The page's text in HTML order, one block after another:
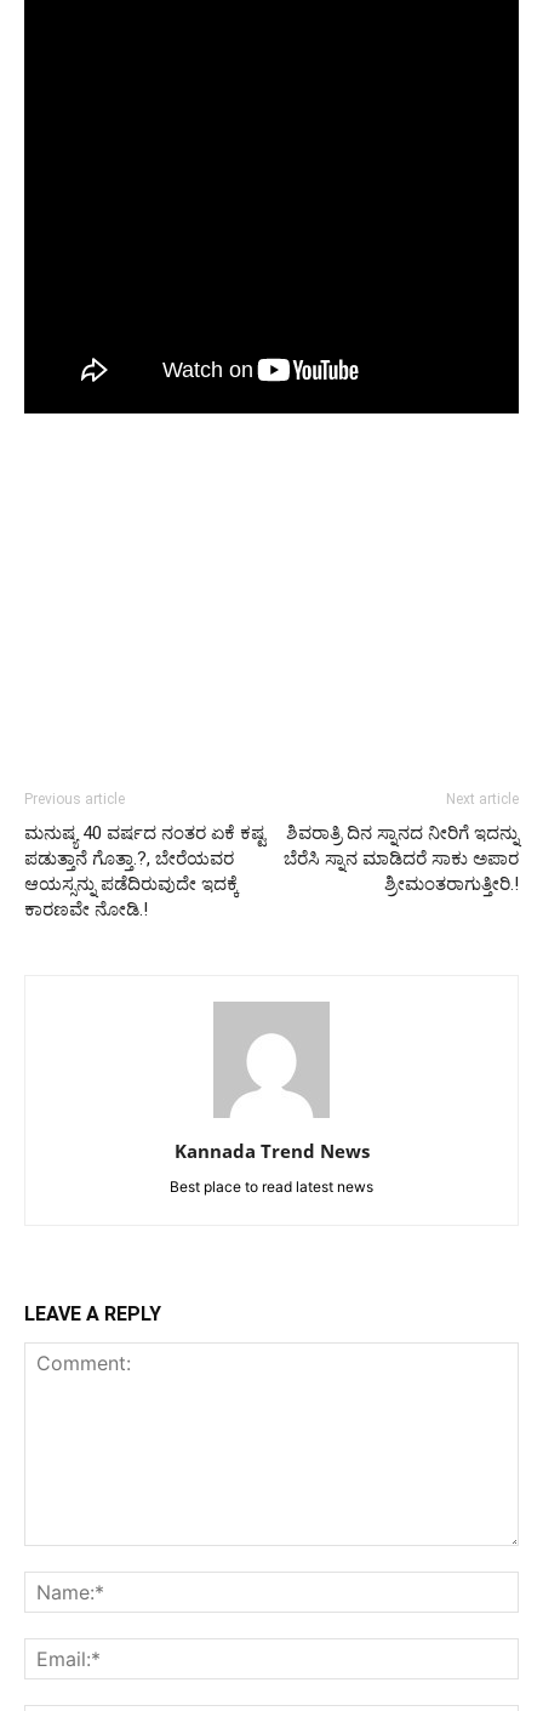
Previous article
ಮನುಷ್ಯ 40 ವರ್ಷದ ನಂತರ ಏಕೆ ಕಷ್ಟ
ಪಡುತ್ತಾನೆ ಗೊತ್ತಾ.?, ಬೇರೆಯವರ
ಆಯಸ್ಸನ್ನು ಪಡೆದಿರುವುದೇ ಇದಕ್ಕೆ
ಕಾರಣವೇ ನೋಡಿ.!
Next article
ಶಿವರಾತ್ರಿ ದಿನ ಸ್ನಾನದ ನೀರಿಗೆ ಇದನ್ನು
ಬೆರೆಸಿ ಸ್ನಾನ ಮಾಡಿದರೆ ಸಾಕು ಅಪಾರ
ಶ್ರೀಮಂತರಾಗುತ್ತೀರಿ.!
Kannada Trend News
Best place to read latest news
LEAVE A REPLY